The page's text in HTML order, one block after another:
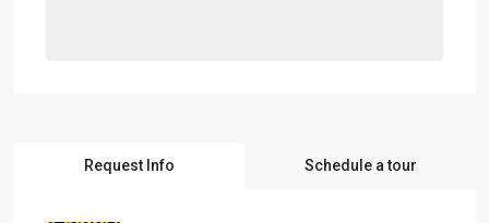
Request Info Schedule a tour